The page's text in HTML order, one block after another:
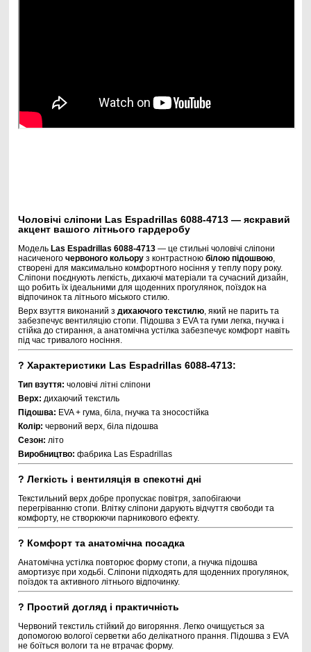
Чоловічі сліпони Las Espadrillas 6088-4713 — яскравий
акцент вашого літнього гардеробу
Модель Las Espadrillas 6088-4713 — це стильні чоловічі сліпони
насиченогочервоного кольору з контрастноюбілою підошвою,
створені для максимально комфортного носіння у теплу пору року.
Сліпони поєднують легкість, дихаючі матеріали та сучасний дизайн,
що робить їх ідеальними для щоденних прогулянок, поїздок на
відпочинок та літнього міського стилю.
Верх взуття виконаний здихаючого текстилю, який не парить та
забезпечує вентиляцію стопи. Підошва з EVA та гуми легка, гнучка і
стійка до стирання, а анатомічна устілка забезпечує комфорт навіть
під час тривалого носіння.
?Характеристики Las Espadrillas 6088-4713:
Тип взуття: чоловічі літні сліпони
Верх: дихаючий текстиль
Підошва: EVA + гума, біла, гнучка та зносостійка
Колір: червоний верх, біла підошва
Сезон: літо
Виробництво: фабрика Las Espadrillas
?Легкість і вентиляція в спекотні дні
Текстильний верх добре пропускає повітря, запобігаючи
перегріванню стопи. Влітку сліпони дарують відчуття свободи та
комфорту, не створюючи парникового ефекту.
? Комфорт та анатомічна посадка
Анатомічна устілка повторює форму стопи, а гнучка підошва
амортизує при ходьбі. Сліпони підходять для щоденних прогулянок,
поїздок та активного літнього відпочинку.
? Простий догляд і практичність
Червоний текстиль стійкий до вигоряння. Легко очищується за
допомогою вологої серветки або делікатного прання. Підошва з EVA
не боїться вологи та не втрачає форму.